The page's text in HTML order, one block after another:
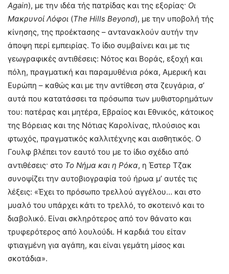
Again), με την ιδέα τής πατρίδας και της εξορίας· Οι
Μακρυνοί Λόφοι (The Hills Beyond), με την υποβολή τής
κίνησης, της προέκτασης – αντανακλούν αυτήν την
άποψη περί εμπειρίας. Το ίδιο συμβαίνει και με τις
γεωγραφικές αντιθέσεις: Νότος και Βοράς, εξοχή και
πόλη, πραγματική και παραμυθένια ρόκα, Αμερική και
Ευρώπη – καθώς και με την αντίθεση στα ζευγάρια, σ’
αυτά που κατατάσσει τα πρόσωπα των μυθιστορημάτων
του: πατέρας και μητέρα, Εβραίος και Εθνικός, κάτοικος
της Βόρειας και της Νότιας Καρολίνας, πλούσιος και
φτωχός, πραγματικός καλλιτέχνης και αισθητικός. Ο
Γουλφ βλέπει τον εαυτό του με το ίδιο σχέδιο από
αντιθέσεις· στο Το Νήμα και η Ρόκα, η Έστερ Τζακ
συνοψίζει την αυτοβιογραφία τού ήρωα μ’ αυτές τις
λέξεις: «Έχει το πρόσωπο τρελλού αγγέλου… και στο
μυαλό του υπάρχει κάτι το τρελλό, το σκοτεινό και το
διαβολικό. Είναι σκληρότερος από τον θάνατο και
τρυφερότερος από λουλούδι. Η καρδιά του είταν
φτιαγμένη για αγάπη, και είναι γεμάτη μίσος και
σκοτάδια».